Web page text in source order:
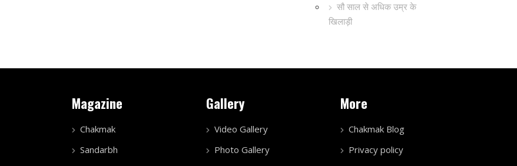
सौ साल से अधिक उम्र के
खिलाड़ी
Magazine
Chakmak
Sandarbh
Gallery
Video Gallery
Photo Gallery
More
Chakmak Blog
Privacy policy